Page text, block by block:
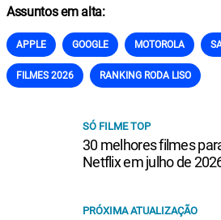
Assuntos em alta:
APPLE GOOGLE MOTOROLA
FILMES 2026 RANKING RODA LISO
SÓ FILME TOP
30 melhores filmes
Netflix em julho de
PRÓXIMA ATUALIZAÇÃO